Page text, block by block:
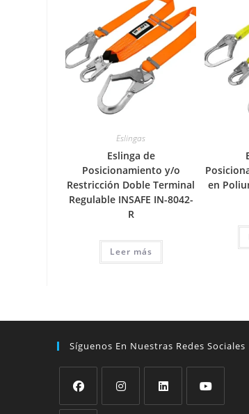
Eslingas
Eslinga de
Posicionamiento y/o
Restricción Doble Terminal
Regulable INSAFE IN-8042-
R
Leer más
en
Síguenos En Nuestras Redes Sociales